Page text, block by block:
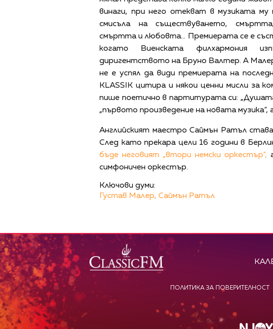
винаги, при него отекват в музиката
смисъла на съществуването,
смъртта и любовта… Премиерата се е
когато Виенската филхармония
диригентството на Бруно Валтер. А Малер
не е успял да види премиерата на
KLASSIK цитира и някои ценни мисли за
пише поетично в партитурата си:
„първото произведение на новата музика“,
Английският маестро Саймън Ратъл
След като прекара цели 16 години в
бъде неговият „втори немски оркестър“,
симфоничен оркестър.
Ключови думи:
Густав Малер, Саймън Ратъл
ПОЛИТИКА ЗА ПОВЕРИТЕЛНОСТ